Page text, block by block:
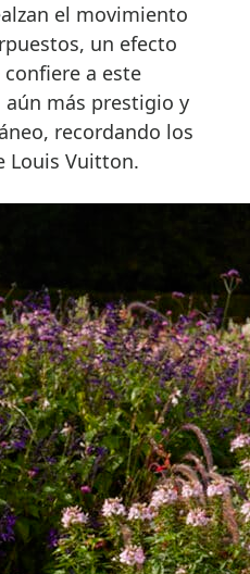
el movimiento
un efecto
a este
más prestigio y
recordando los
Louis Vuitton.